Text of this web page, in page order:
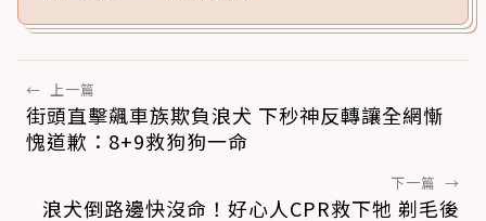
← 上一篇
街頭直擊飆車族欺負浪犬 下秒神反轉讓全網慚
愧道歉：8+9救狗狗一命
下一篇 →
浪犬倒路邊快沒命！好心人CPR救下牠 剃毛後